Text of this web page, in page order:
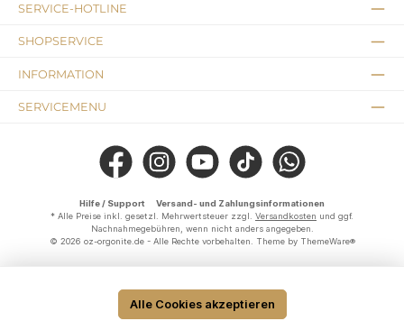
SERVICE-HOTLINE
SHOPSERVICE
INFORMATION
SERVICEMENU
Facebook Instagram YouTube TikTok WhatsApp
Hilfe / Support
Versand- und Zahlungsinformationen
* Alle Preise inkl. gesetzl. Mehrwertsteuer zzgl. Versandkosten und ggf.
Nachnahmegebühren, wenn nicht anders angegeben.
© 2026 oz-orgonite.de - Alle Rechte vorbehalten. Theme by ThemeWare®
Alle Cookies akzeptieren